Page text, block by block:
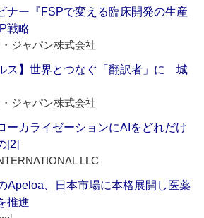
ナー『FSPで変える臨床開発の生産
戦略
ジャパン株式会社
ス】世界とつなぐ「翻訳者」に 城
ジャパン株式会社
ーカライゼーションにAIをどれだけ
[2]
LLC
Apeloa、日本市場に本格展開し医薬
推進